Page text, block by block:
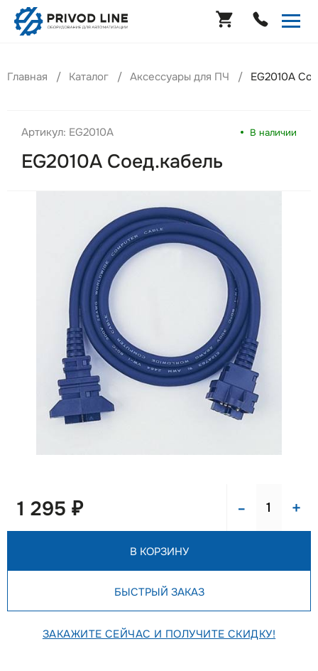
Главная Каталог Аксессуары для ПЧ EG2010A
Артикул: EG2010A В наличии
EG2010A Соед.кабель
1 295 ₽ - +
В КОРЗИНУ
БЫСТРЫЙ ЗАКАЗ
ЗАКАЖИТЕ СЕЙЧАС И ПОЛУЧИТЕ СКИДКУ!